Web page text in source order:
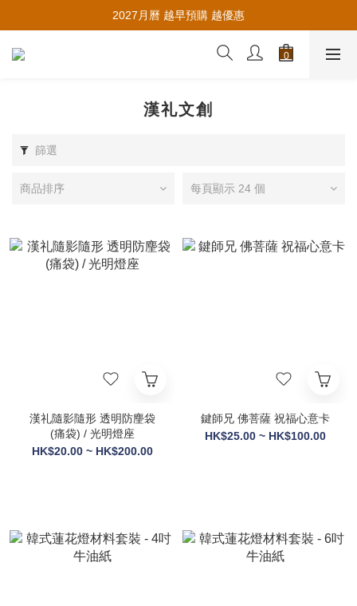
推薦新會員入會，賺取購物金🪙
2027月曆 越早預購 越優惠
推薦新會員入會，賺取購物金🪙
漢礼文創
篩選
商品排序 每頁顯示 24 個
漢礼隨影隨形 透明防麈袋
(痛袋) / 光明燈座
HK$20.00 ~ HK$200.00
鍵師兄 佛菩薩 祝福心意卡
HK$25.00 ~ HK$100.00